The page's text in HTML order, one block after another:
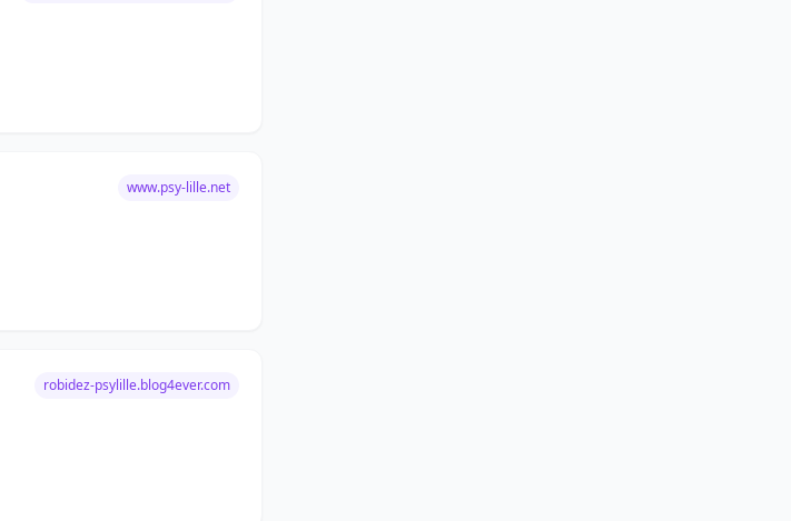
www.psy-lille.net
robidez-psylille.blog4ever.com